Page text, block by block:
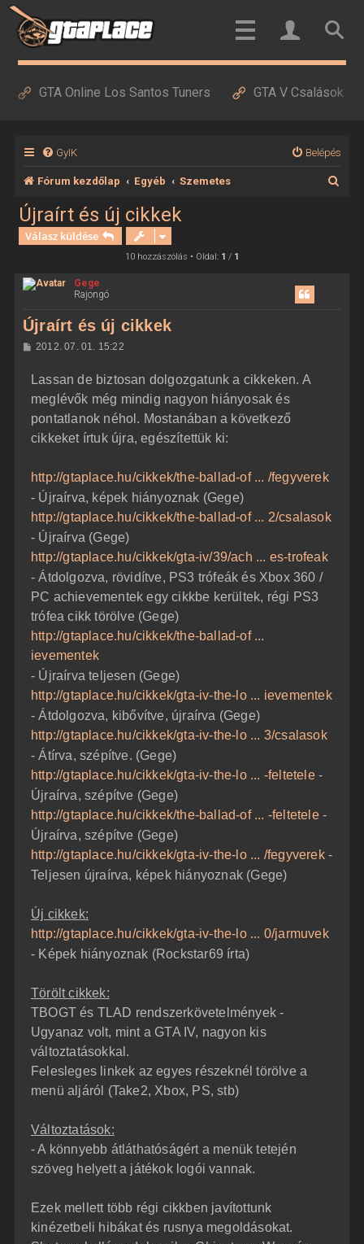
GTA Online Los Santos Tuners GTA V Csalások
GyIK Belépés
Fórum kezdőlap Egyéb Szemetes
Újraírt és új cikkek
Válasz küldése
10 hozzászólás • Oldal: 1 / 1
Gege
Rajongó
Újraírt és új cikkek
H
z
s
z
ó
l
2012. 07. 01. 15:22
Lassan de biztosan dolgozgatunk a cikkeken. A
meglévők még mindig nagyon hiányosak és
pontatlanok néhol. Mostanában a következő
cikkeket írtuk újra, egészítettük ki:
http://gtaplace.hu/cikkek/the-ballad-of ... /fegyverek
- Újraírva, képek hiányoznak (Gege)
http://gtaplace.hu/cikkek/the-ballad-of ... 2/csalasok
- Újraírva (Gege)
http://gtaplace.hu/cikkek/gta-iv/39/ach ... es-trofeak
- Átdolgozva, rövidítve, PS3 trófeák és Xbox 360 /
PC achievementek egy cikkbe kerültek, régi PS3
trófea cikk törölve (Gege)
http://gtaplace.hu/cikkek/the-ballad-of ...
ievementek
- Újraírva teljesen (Gege)
http://gtaplace.hu/cikkek/gta-iv-the-lo ... ievementek
- Átdolgozva, kibővítve, újraírva (Gege)
http://gtaplace.hu/cikkek/gta-iv-the-lo ... 3/csalasok
- Átírva, szépítve. (Gege)
http://gtaplace.hu/cikkek/gta-iv-the-lo ... -feltetele-
Újraírva, szépítve (Gege)
http://gtaplace.hu/cikkek/the-ballad-of ... -feltetele-
Újraírva, szépítve (Gege)
http://gtaplace.hu/cikkek/gta-iv-the-lo ... /fegyverek-
Teljesen újraírva, képek hiányoznak (Gege)
Új cikkek:
http://gtaplace.hu/cikkek/gta-iv-the-lo ... 0/jarmuvek
- Képek hiányoznak (Rockstar69 írta)
Törölt cikkek:
TBOGT és TLAD rendszerkövetelmények -
Ugyanaz volt, mint a GTA IV, nagyon kis
változtatásokkal.
Felesleges linkek az egyes részeknél törölve a
menü aljáról (Take2, Xbox, PS, stb)
Változtatások:
- A könnyebb átláthatóságért a menük tetején
szöveg helyett a játékok logói vannak.
Ezek mellett több régi cikkben javítottunk
kinézetbeli hibákat és rusnya megoldásokat.